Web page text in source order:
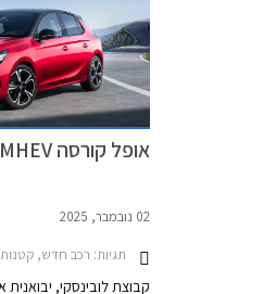
אופל קורסה MHEV מושקת בישראל
02 נובמבר, 2025
תגיות: רכב חדש, קטנות, אופל,
קבוצת לובינסקי,